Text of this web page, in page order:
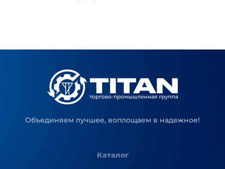
Объединяем лучшее, воплощаем в надежное!
Каталог